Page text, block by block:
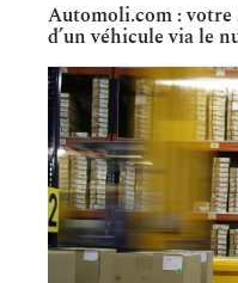
Automoli.com : votre
d’un véhicule via le